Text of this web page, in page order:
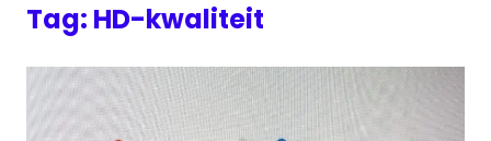
Tag: HD-kwaliteit